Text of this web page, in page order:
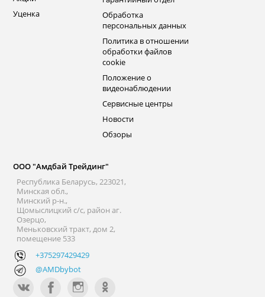
Уценка
Обработка
персональных данных
Политика в отношении
обработки файлов
cookie
Положение о
видеонаблюдении
Сервисные центры
Новости
Обзоры
ООО "Амдбай Трейдинг"
Республика Беларусь, 223021,
Минская обл.,
Минский р-н.,
Щомыслицкий с/с, район аг.
Озерцо,
Меньковский тракт, дом 2,
помещение 533
+375297429429
@AMDbybot